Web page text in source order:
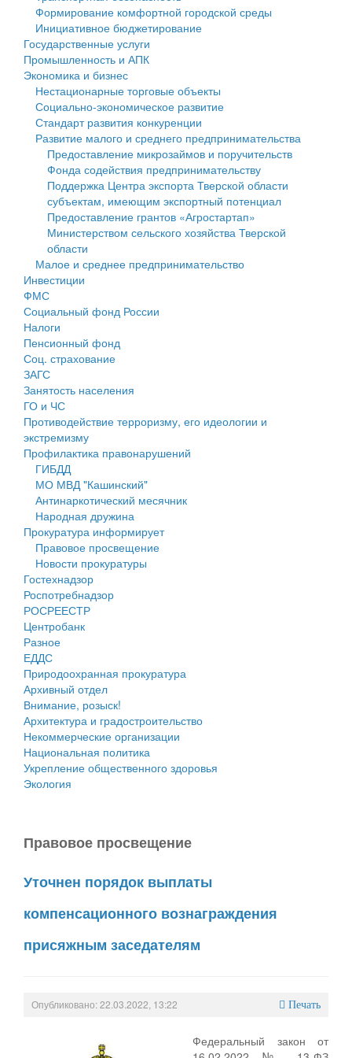
Государственные услуги
Промышленность и АПК
Экономика и бизнес
Символика
Устав
Гостям округа
Туризм
Культура
Образование
Здравоохранение
Социальная защита
Фотоальбом
муниципального округа Тверской области
Администрация Кашинского муниципального округа
Тверской области
Управление сельскими территориями
Открытые данные
Работа с обращениями граждан
Муниципальный контроль
Муниципальные услуги
Проекты административных регламентов
Антимонопольный комплаенс
Противодействие коррупции
Финансовое управление
Бюджет для граждан
Имущество
Выявление правообладателей ранее учтенных
объектов недвижимости
Имущественная поддержка субъектов малого и
среднего предпринимательства
Информационная поддержка субъектов малого и
среднего предпринимательства
Муниципальные программы
Контрольно-счетная палата
Персональные данные
Оценка регулирующего воздействия
Деятельность МУ
Нормативы градостроительного проектирования
Правила землепользования и застройки
Генеральные планы
Проекты планировки территории
Собрание депутатов
Городское поселение
Сельские поселения
Формирование комфортной городской среды
Инициативное бюджетирование
Государственные услуги
Промышленность и АПК
Экономика и бизнес
Нестационарные торговые объекты
Социально-экономическое развитие
Стандарт развития конкуренции
Развитие малого и среднего предпринимательства
Предоставление микрозаймов и поручительств
Фонда содействия предпринимательству
Поддержка Центра экспорта Тверской области
субъектам, имеющим экспортный потенциал
Предоставление грантов «Агростартап»
Министерством сельского хозяйства Тверской
области
Малое и среднее предпринимательство
Инвестиции
ФМС
Социальный фонд России
Налоги
Пенсионный фонд
Соц. страхование
ЗАГС
Занятость населения
ГО и ЧС
Противодействие терроризму, его идеологии и
экстремизму
Профилактика правонарушений
ГИБДД
МО МВД "Кашинский"
Антинаркотический месячник
Народная дружина
Прокуратура информирует
Правовое просвещение
Новости прокуратуры
Гостехнадзор
Роспотребнадзор
РОСРЕЕСТР
Центробанк
Разное
ЕДДС
Природоохранная прокуратура
Архивный отдел
Внимание, розыск!
Архитектура и градостроительство
Некоммерческие организации
Национальная политика
Укрепление общественного здоровья
Экология
Правовое просвещение
Уточнен порядок выплаты
компенсационного вознаграждения
присяжным заседателям
Опубликовано: 22.03.2022, 13:22 Печать
Федеральный закон от